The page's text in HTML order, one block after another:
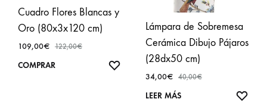
Cuadro Flores Blancas y
Oro (80x3x120 cm)
109,00€ 122,00€
COMPRAR
AÑADIR
FAVORITOS
Lámpara de Sobremesa
Cerámica Dibujo Pájaros
(28dx50 cm)
34,00€ 40,00€
LEER MÁS